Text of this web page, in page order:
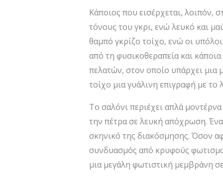
Κάποιος που εισέρχεται, λοιπόν,
τόνους του γκρι, ενώ λευκό και
θαμπό γκρίζο τοίχο, ενώ οι
από τη φυσικοθεραπεία και
πελατών, στον οποίο υπάρχει μια
τοίχο μια γυάλινη επιγραφή με
Το σαλόνι περιέχει απλά
την πέτρα σε λευκή απόχρωση.
σκηνικό της διακόσμησης. Όσον
συνδυασμός από κρυφούς
μια μεγάλη φωτιστική μεμβράνη